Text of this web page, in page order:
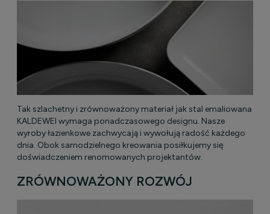
Tak szlachetny i zrównoważony materiał jak stal emaliowana
KALDEWEI wymaga ponadczasowego designu. Nasze
wyroby łazienkowe zachwycają i wywołują radość każdego
dnia. Obok samodzielnego kreowania posiłkujemy się
doświadczeniem renomowanych projektantów.
ZRÓWNOWAŻONY ROZWÓJ